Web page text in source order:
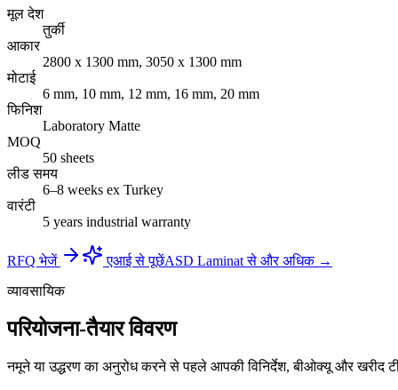
मूल देश
तुर्की
आकार
2800 x 1300 mm, 3050 x 1300 mm
मोटाई
6 mm, 10 mm, 12 mm, 16 mm, 20 mm
फिनिश
Laboratory Matte
MOQ
50 sheets
लीड समय
6–8 weeks ex Turkey
वारंटी
5 years industrial warranty
RFQ भेजें एआई से पूछेंASD Laminat से और अधिक →
व्यावसायिक
परियोजना-तैयार विवरण
नमूने या उद्धरण का अनुरोध करने से पहले आपकी विनिर्देश, बीओक्यू और खरीद